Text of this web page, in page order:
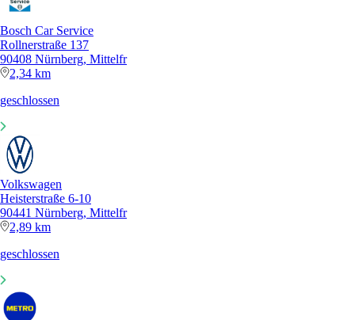
Bosch Car Service
Rollnerstraße 137
90408 Nürnberg, Mittelfr
2,34 km
geschlossen
Volkswagen
Heisterstraße 6-10
90441 Nürnberg, Mittelfr
2,89 km
geschlossen